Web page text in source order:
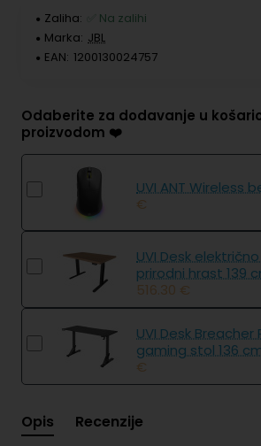
Zaliha:
✅ Na zalihi
Marka: JBL
EAN: 1200130024757
Odaberite za dodavanje u
proizvodom ❤️
UVI ANT Wireless
€
UVI Desk
prirodni hrast 139
516.30 €
UVI Desk Breacher
gaming stol 136
€
Opis Recenzije